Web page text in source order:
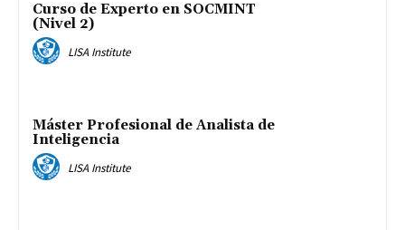
Curso de Experto en SOCMINT
(Nivel 2)
LISA Institute
Máster Profesional de Analista de
Inteligencia
LISA Institute